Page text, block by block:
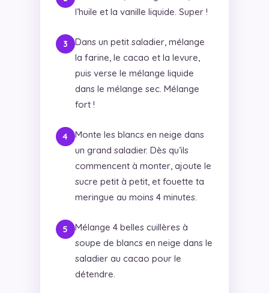
l’huile et la vanille liquide. Super !
Dans un petit saladier, mélange
la farine, le cacao et la levure,
puis verse le mélange liquide
dans le mélange sec. Mélange
fort !
Monte les blancs en neige dans
un grand saladier. Dès qu’ils
commencent à monter, ajoute le
sucre petit à petit, et fouette ta
meringue au moins 4 minutes.
Mélange 4 belles cuillères à
soupe de blancs en neige dans le
saladier au cacao pour le
détendre.